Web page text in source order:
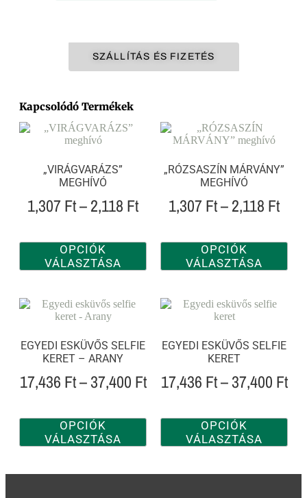
SZÁLLÍTÁS ÉS FIZETÉS
Kapcsolódó Termékek
„VIRÁGVARÁZS”
MEGHÍVÓ
1,307Ft–2,118 Ft
OPCIÓK
VÁLASZTÁSA
„RÓZSASZÍN MÁRVÁNY”
MEGHÍVÓ
1,307Ft–2,118 Ft
OPCIÓK
VÁLASZTÁSA
EGYEDI ESKÜVŐS SELFIE
KERET – ARANY
17,436 Ft–37,400 Ft
OPCIÓK
VÁLASZTÁSA
EGYEDI ESKÜVŐS SELFIE
KERET
17,436 Ft–37,400 Ft
OPCIÓK
VÁLASZTÁSA